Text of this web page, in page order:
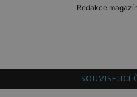
Redakce
SOUVISEJÍCÍ